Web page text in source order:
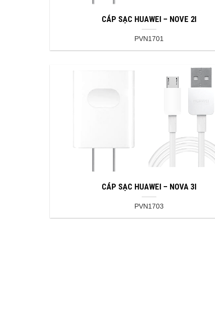
CÁP SẠC HUAWEI – NOVE 2I
PVN1701
CÁP SẠC HUAWEI – NOVA 3I
PVN1703